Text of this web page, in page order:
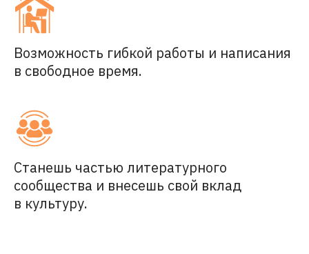
Возможность гибкой работы и написания
в свободное время.
Станешь частью литературного
сообщества и внесешь свой вклад
в культуру.